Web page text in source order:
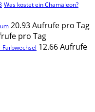
Was kostet ein Chamäleon?
20.93 Aufrufe pro Tag
pro Tag
Farbwechsel 12.66 Aufrufe